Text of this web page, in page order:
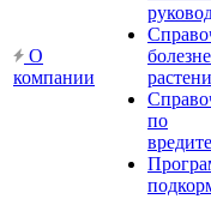
О
компании
по